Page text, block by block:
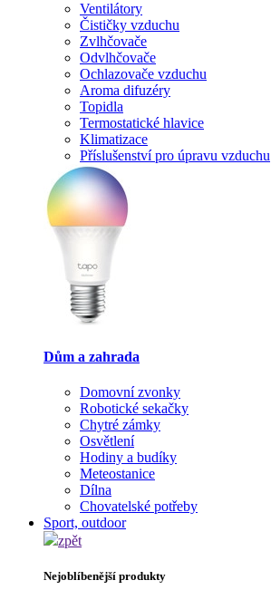
Ventilátory
Čističky vzduchu
Zvlhčovače
Odvlhčovače
Ochlazovače vzduchu
Aroma difuzéry
Topidla
Termostatické hlavice
Klimatizace
Příslušenství pro úpravu vzduchu
Dům a zahrada
Domovní zvonky
Robotické sekačky
Chytré zámky
Osvětlení
Hodiny a budíky
Meteostanice
Dílna
Chovatelské potřeby
Sport, outdoor
zpět
Nejoblíbenější produkty